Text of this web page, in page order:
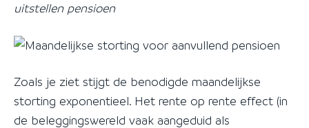
uitstellen pensioen
Zoals je ziet stijgt de benodigde maandelijkse
storting exponentieel. Het rente op rente effect (in
de beleggingswereld vaak aangeduid als